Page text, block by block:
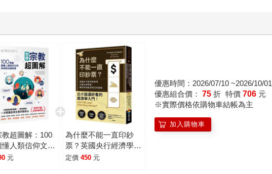
教超圖解：100
懂人類信仰文明
識智慧
元
為什麼不能一直印鈔
票？英國央行經濟學家
用10個日常問題，解
定價 450 元
優惠時間：2026/07/10 ~2026/10/01
優惠組合價： 75 折 特價 706 元
※實際價格依購物車結帳為主
加入購物車